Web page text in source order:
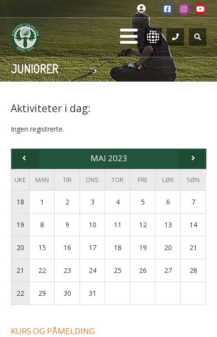
JUNIORER
Aktiviteter i dag:
Ingen registrerte.
MAI 2023
UKE MAN TIR ONS TOR FRE LØR SØN
18 1 2 3 4 5 6 7
19 8 9 10 11 12 13 14
20 15 16 17 18 19 20 21
21 22 23 24 25 26 27 28
22 29 30 31
KURS OG PÅMELDING